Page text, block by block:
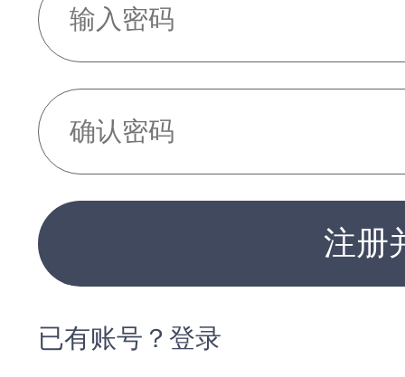
注册
已有账号？登录